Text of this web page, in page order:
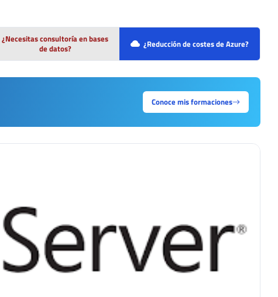
¿Necesitas consultoría en bases
de datos?
¿Reducción de costes de Azure?
Conoce mis formaciones